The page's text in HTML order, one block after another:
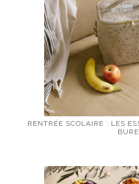
RENTRÉE SCOLAIRE : LES